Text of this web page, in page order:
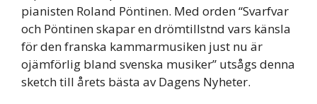
pianisten Roland Pöntinen. Med orden “Svarfvar
och Pöntinen skapar en drömtillstnd vars känsla
för den franska kammarmusiken just nu är
ojämförlig bland svenska musiker” utsågs denna
sketch till årets bästa av Dagens Nyheter.